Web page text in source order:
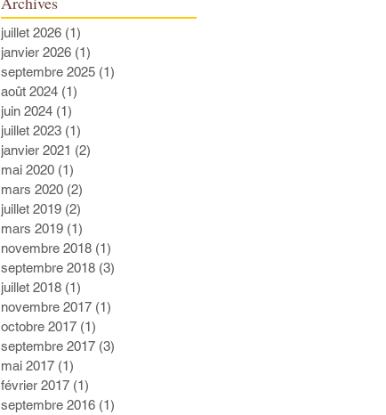
juillet 2026 (1)
janvier 2026 (1)
septembre 2025 (1)
août 2024 (1)
juin 2024 (1)
juillet 2023 (1)
janvier 2021 (2)
mai 2020 (1)
mars 2020 (2)
juillet 2019 (2)
mars 2019 (1)
novembre 2018 (1)
septembre 2018 (3)
juillet 2018 (1)
novembre 2017 (1)
octobre 2017 (1)
septembre 2017 (3)
mai 2017 (1)
février 2017 (1)
septembre 2016 (1)